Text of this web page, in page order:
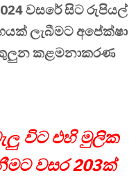
වසරේ සිට රුපියල්
ලැබීමට අපේක්ෂා
කළමනාකරණ
විට එහි මුලික
වසර 203ක්